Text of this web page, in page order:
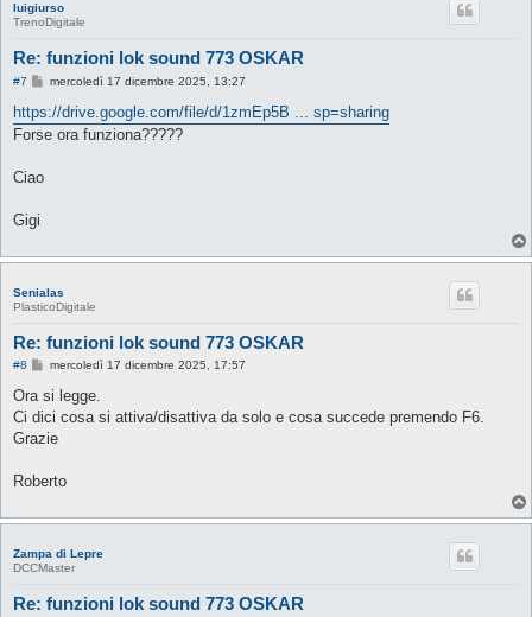
luigiurso
TrenoDigitale
Re: funzioni lok sound 773 OSKAR
#7
M
s
s
a
mercoledì 17 dicembre 2025, 13:27
https://drive.google.com/file/d/1zmEp5B ... sp=sharing
Forse ora funziona?????
Ciao
Gigi
Senialas
PlasticoDigitale
Re: funzioni lok sound 773 OSKAR
#8
M
s
a
g
o
mercoledì 17 dicembre 2025, 17:57
Ora si legge.
Ci dici cosa si attiva/disattiva da solo e cosa succede premendo F6.
Grazie
Roberto
Zampa di Lepre
DCCMaster
Re: funzioni lok sound 773 OSKAR